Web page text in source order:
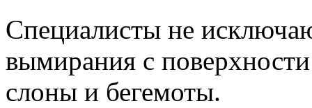
Специалисты не
вымирания с
слоны и бегемоты.